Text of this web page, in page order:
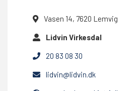
Vasen 14, 7620 Lemvig
Lidvin Virkesdal
20 83 08 30
lidvin@lidvin.dk